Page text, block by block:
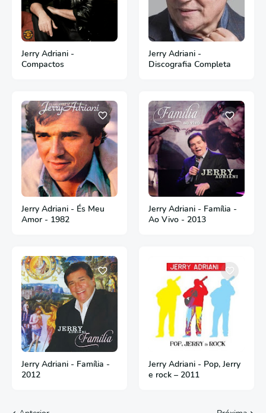
Jerry Adriani -
Compactos
Jerry Adriani -
Discografia Completa
Jerry Adriani - És Meu
Amor - 1982
Jerry Adriani - Família -
Ao Vivo - 2013
Jerry Adriani - Família -
2012
Jerry Adriani - Pop, Jerry
e rock – 2011